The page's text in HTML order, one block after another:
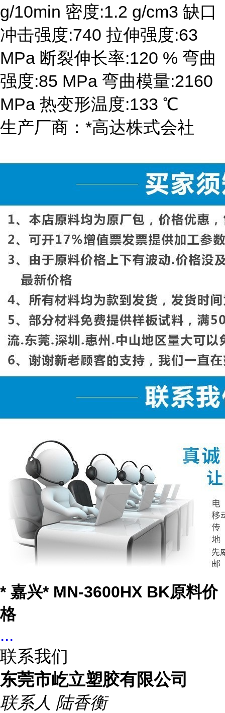
g/10min 密度:1.2 g/cm3 缺口
冲击强度:740 拉伸强度:63
MPa 断裂伸长率:120 % 弯曲
强度:85 MPa 弯曲模量:2160
MPa 热变形温度:133 ℃
生产厂商：*高达株式会社
* 嘉兴* MN-3600HX BK原料价
格
...
联系我们
东莞市屹立塑胶有限公司
联系人 陆香衡